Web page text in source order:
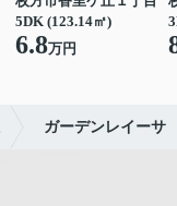
5DK (123.14㎡)
6.8万円
ガーデンレイーサ